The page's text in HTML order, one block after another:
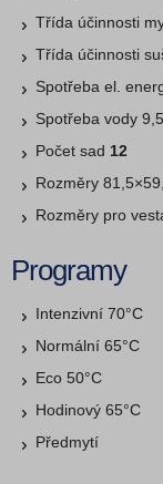
Třída účinnosti
Třída účinnosti
Spotřeba el.
Spotřeba vody
Počet sad 12
Rozměry
Rozměry pro
Programy
Intenzivní 70°C
Normální 65°C
Eco 50°C
Hodinový 65°C
Předmytí